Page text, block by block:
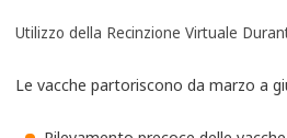
Utilizzo della Recinzione Virtuale
Le vacche partoriscono da marzo a